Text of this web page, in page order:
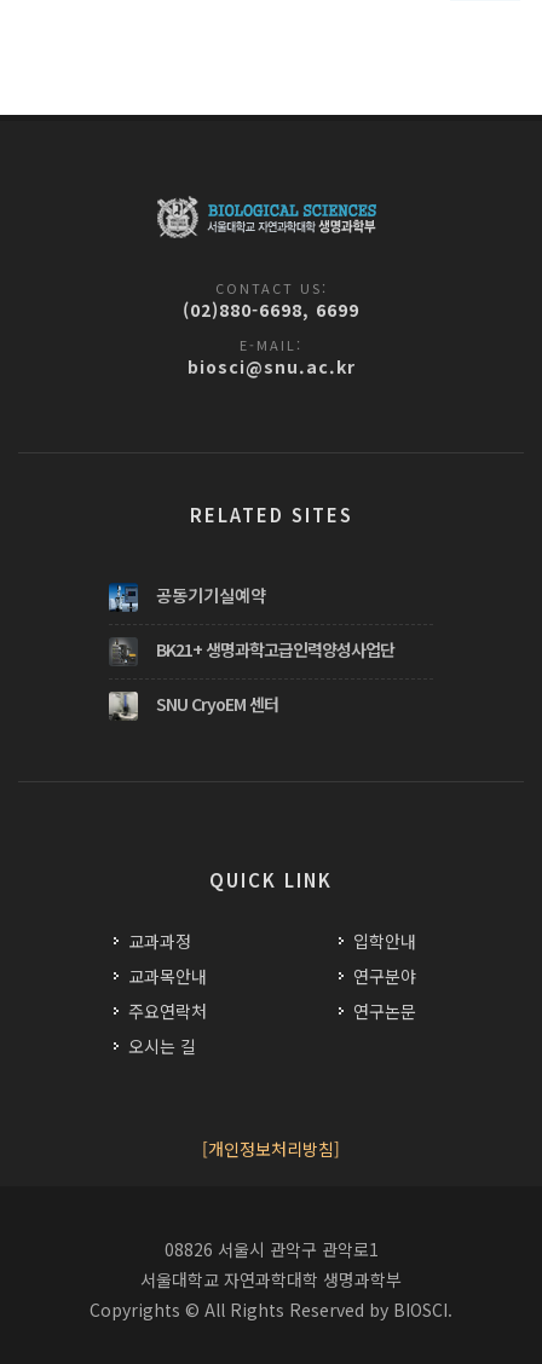
CONTACT US:
(02)880-6698, 6699
E-MAIL:
biosci@snu.ac.kr
RELATED SITES
공동기기실예약
BK21+ 생명과학고급인력양성사업단
SNU CryoEM 센터
QUICK LINK
교과과정
교과목안내
주요연락처
오시는 길
입학안내
연구분야
연구논문
[개인정보처리방침]
08826 서울시 관악구 관악로1
서울대학교 자연과학대학 생명과학부
Copyrights © All Rights Reserved by BIOSCI.